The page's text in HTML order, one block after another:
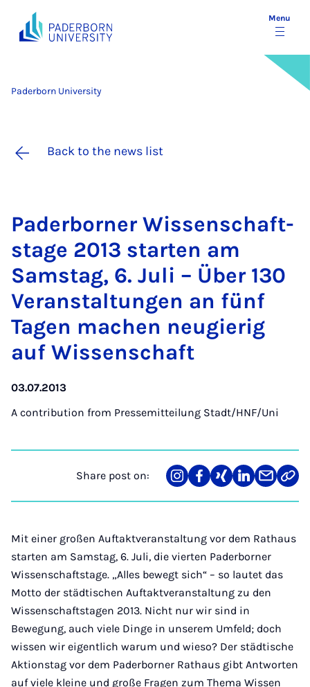
Menu
Paderborn University
Back to the news list
Pader­borner Wis­senschaft­
stage 2013 starten am
Sam­stag, 6. Ju­li – Über 130
Ver­an­stal­tun­gen an fünf
Ta­gen machen neu­gierig
auf Wis­senschaft
03.07.2013
A contribution from Pressemitteilung Stadt/HNF/Uni
Share post on:
Share
on
Teilen
auf
Teilen
auf
Teilen
auf
Teilen
über
Mail
Link
Mit einer großen Auftaktveranstaltung vor dem Rathaus
starten am Samstag, 6. Juli, die vierten Paderborner
Wissenschaftstage. „Alles bewegt sich“ – so lautet das
Motto der städtischen Auftaktveranstaltung zu den
Wissenschaftstagen 2013. Nicht nur wir sind in
Bewegung, auch viele Dinge in unserem Umfeld; doch
wissen wir eigentlich warum und wieso? Der städtische
Aktionstag vor dem Paderborner Rathaus gibt Antworten
auf viele kleine und große Fragen zum Thema Wissen